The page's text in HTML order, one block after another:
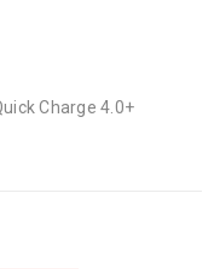
Charge 4.0+